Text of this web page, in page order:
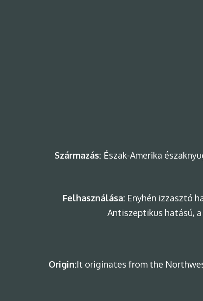
Származás: Észak-Amerika
Felhasználása:Enyhén izzasztó
Antiszeptikus hatású,
Origin:It originates from the